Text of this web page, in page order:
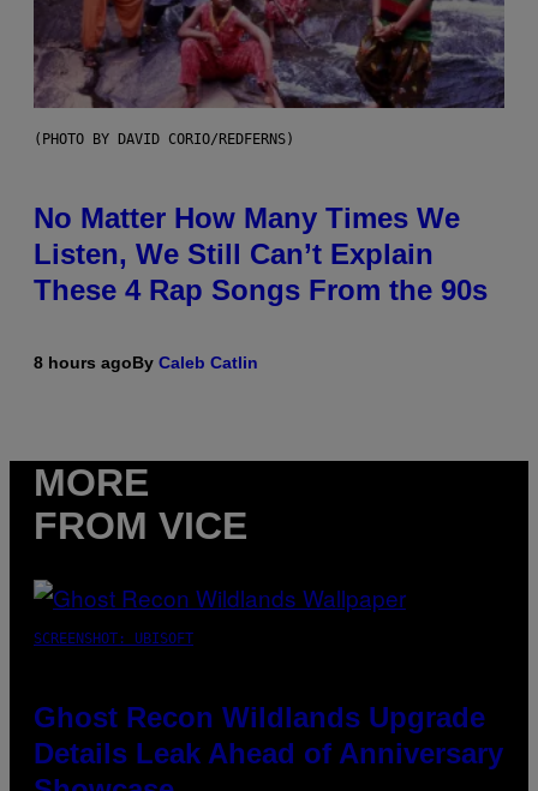
(PHOTO BY DAVID CORIO/REDFERNS)
No Matter How Many Times We
Listen, We Still Can’t Explain
These 4 Rap Songs From the 90s
8 hours agoBy Caleb Catlin
MORE
FROM VICE
SCREENSHOT: UBISOFT
Ghost Recon Wildlands Upgrade
Details Leak Ahead of Anniversary